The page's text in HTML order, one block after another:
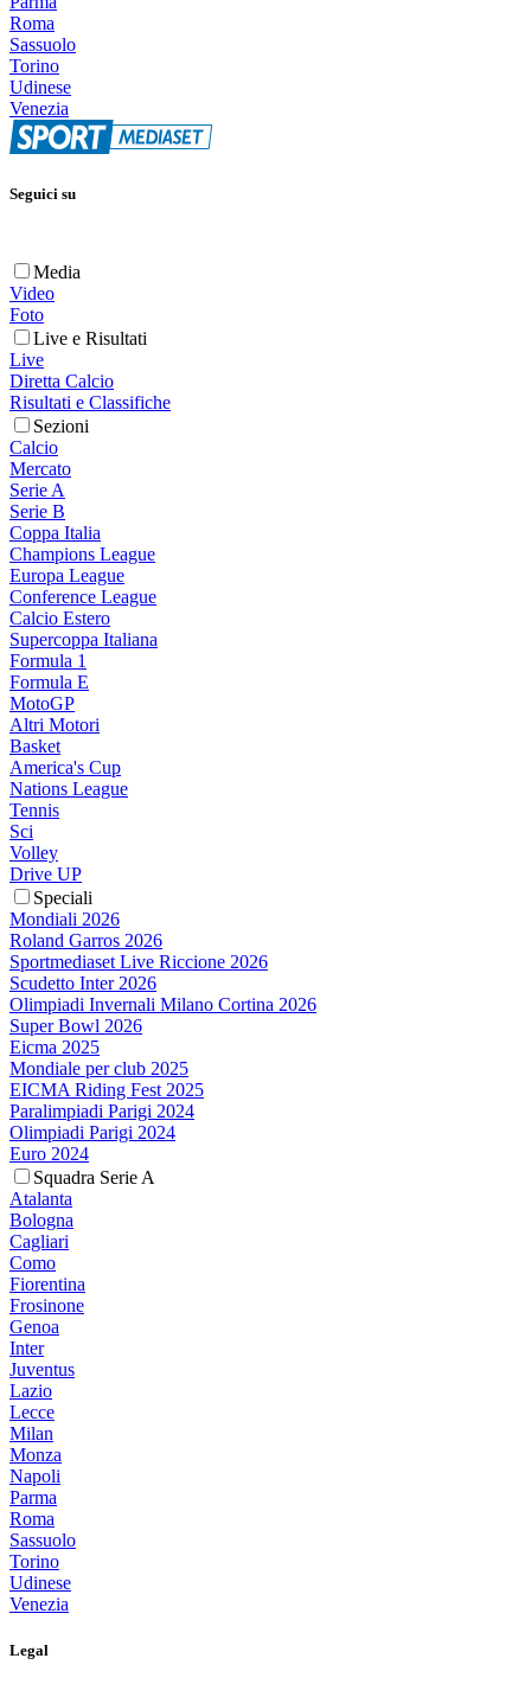
Roma
Sassuolo
Torino
Udinese
Venezia
Seguici su
Media
Video
Foto
Live e Risultati
Live
Diretta Calcio
Risultati e Classifiche
Sezioni
Calcio
Mercato
Serie A
Serie B
Coppa Italia
Champions League
Europa League
Conference League
Calcio Estero
Supercoppa Italiana
Formula 1
Formula E
MotoGP
Altri Motori
Basket
America's Cup
Nations League
Tennis
Sci
Volley
Drive UP
Speciali
Mondiali 2026
Roland Garros 2026
Sportmediaset Live Riccione 2026
Scudetto Inter 2026
Olimpiadi Invernali Milano Cortina 2026
Super Bowl 2026
Eicma 2025
Mondiale per club 2025
EICMA Riding Fest 2025
Paralimpiadi Parigi 2024
Olimpiadi Parigi 2024
Euro 2024
Squadra Serie A
Atalanta
Bologna
Cagliari
Como
Fiorentina
Frosinone
Genoa
Inter
Juventus
Lazio
Lecce
Milan
Monza
Napoli
Parma
Roma
Sassuolo
Torino
Udinese
Venezia
Legal